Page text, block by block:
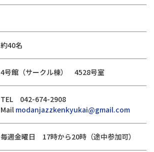
約40名
4号館（サークル棟） 4528号室
TEL 042-674-2908
Mail modanjazzkenkyukai@gmail.com
毎週金曜日 17時から20時（途中参加可）